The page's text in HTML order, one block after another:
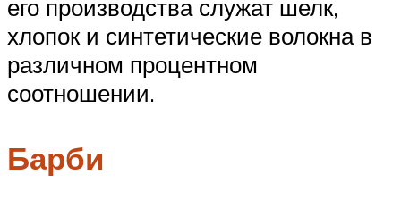
его производства служат шелк,
хлопок и синтетические волокна в
различном процентном
соотношении.
Барби